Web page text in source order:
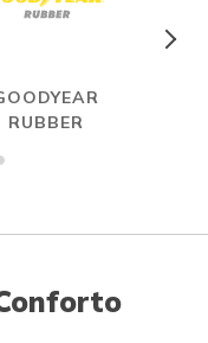
RUBBER